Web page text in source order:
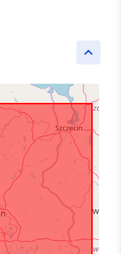
keyboard_arrow_up